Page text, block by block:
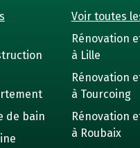
de bain
Voir toutes
Rénovation
à Lille
Rénovation
à Tourcoing
Rénovation
à Roubaix